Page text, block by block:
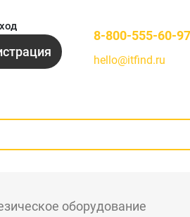
8-800-555-60-97
hello@itfind.ru
оборудование